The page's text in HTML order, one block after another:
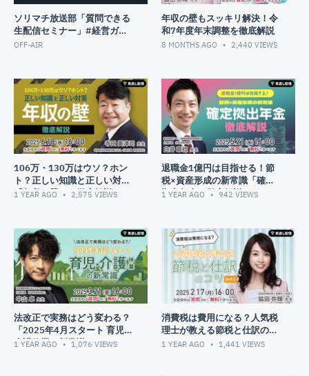
2023年12月18日(月) 配信
ソリマチ放送部「質問できる
生配信セミナー」#経営ガイ
ド
OFF-AIR
年収の壁もスッキリ解決！令
和7年度年末調整を徹底解説
8 MONTHS AGO 2,440 VIEWS
106万・130万はウソ？ホン
ト？正しい知識と正しい対策
「年収の壁」を徹底解説
1 YEAR AGO 2,575 VIEWS
退職金1億円は目指せる！節
税×資産形成の新常識「確定
拠出年金」徹底解説！
1 YEAR AGO 942 VIEWS
法改正で実務はどう変わる？
「2025年4月スタート 育児・
介護休業の新常識」
1 YEAR AGO 1,076 VIEWS
消費税は費用になる？人気税
理士が教える節税と仕訳のコ
ツ part2
1 YEAR AGO 1,441 VIEWS